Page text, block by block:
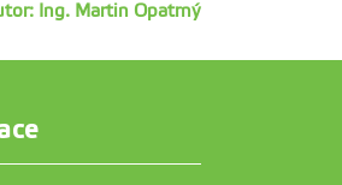
Ing. Martin Opatrný